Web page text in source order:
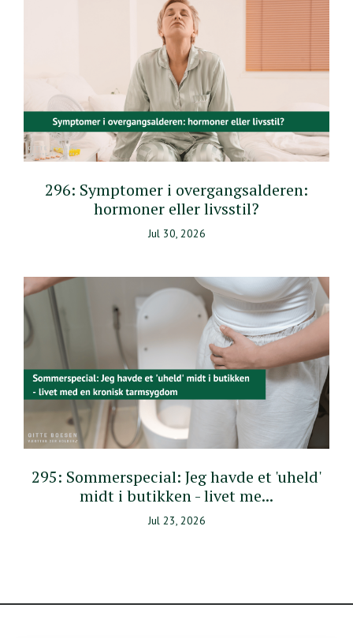
296: Symptomer i overgangsalderen:
hormoner eller livsstil?
Jul 30, 2026
295: Sommerspecial: Jeg havde et 'uheld'
midt i butikken - livet me...
Jul 23, 2026